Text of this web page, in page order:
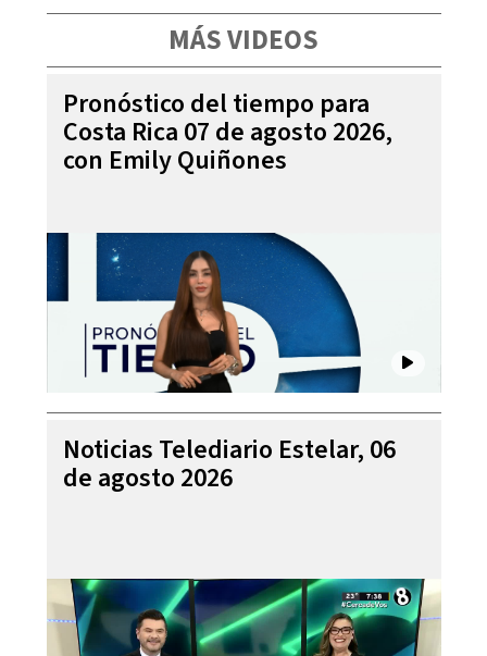
MÁS VIDEOS
Pronóstico del tiempo para
Costa Rica 07 de agosto 2026,
con Emily Quiñones
Noticias Telediario Estelar, 06
de agosto 2026